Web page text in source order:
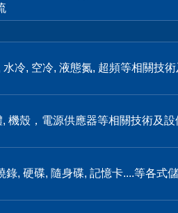
冷, 空冷, 液態氮, 超頻等相關技
機殼，電源供應器等相關技術及
錄, 硬碟, 隨身碟, 記憶卡....等各式